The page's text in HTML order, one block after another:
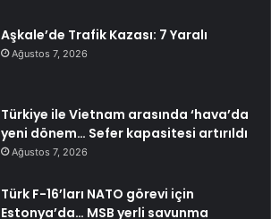
Aşkale’de Trafik Kazası: 7 Yaralı
Ağustos 7, 2026
Türkiye ile Vietnam arasında ‘hava’da
yeni dönem… Sefer kapasitesi artırıldı
Ağustos 7, 2026
Türk F-16’ları NATO görevi için
Estonya’da… MSB yerli savunma